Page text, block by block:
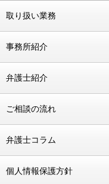
取り扱い業務
事務所紹介
弁護士紹介
ご相談の流れ
弁護士コラム
個人情報保護方針